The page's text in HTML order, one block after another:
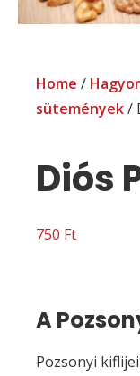
Home /
sütemények/
Diós
750 Ft
A
Pozsonyi